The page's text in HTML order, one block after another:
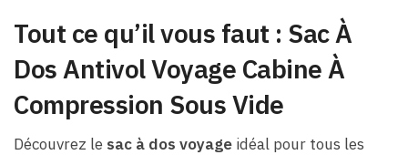
Tout ce qu’il vous faut : Sac À
Dos Antivol Voyage Cabine À
Compression Sous Vide
Découvrez le sac à dos voyage idéal pour tous les